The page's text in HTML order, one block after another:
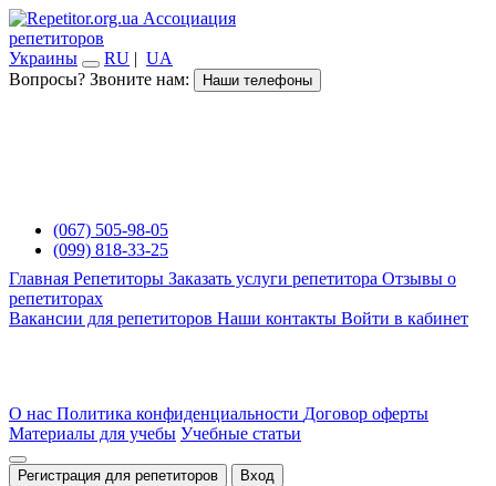
Ассоциация
репетиторов
Украины
RU | UA
Вопросы? Звоните нам:
Наши телефоны
(067) 505-98-05
(099) 818-33-25
Главная Репетиторы Заказать услуги репетитора Отзывы о
репетиторах
Вакансии для репетиторов Наши контакты Войти в кабинет
О нас Политика конфиденциальности Договор оферты
Материалы для учебы Учебные статьи
Регистрация для репетиторов Вход